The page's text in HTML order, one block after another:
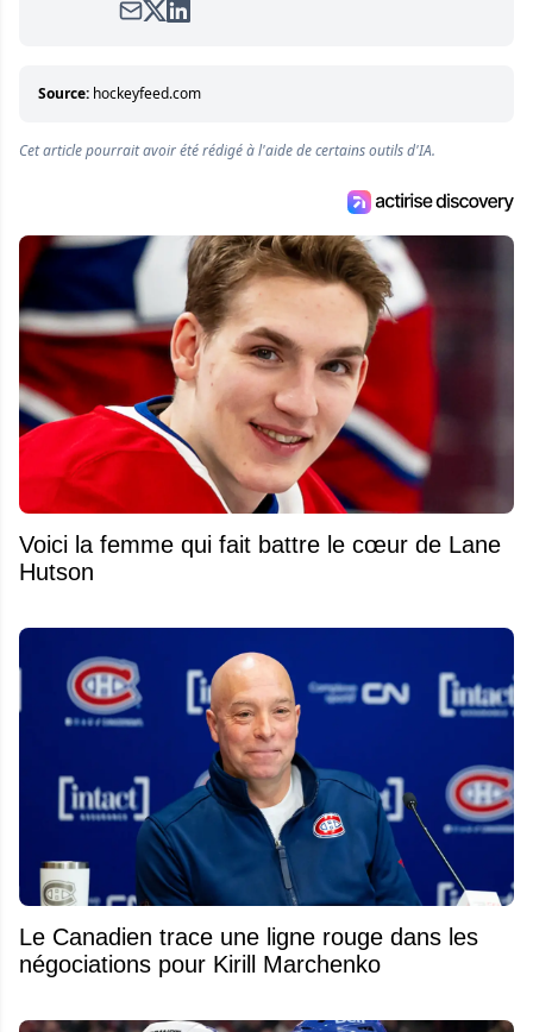
satirique de hockey, Définitivement, Pierre.
entourant la LNH et en faire bénéficier les
lecteurs avant la compétition.
Source: hockeyfeed.com
Cet article pourrait avoir été rédigé à l'aide de certains outils d'IA.
Voici la femme qui fait battre le cœur de Lane
Hutson
Le Canadien trace une ligne rouge dans les
négociations pour Kirill Marchenko